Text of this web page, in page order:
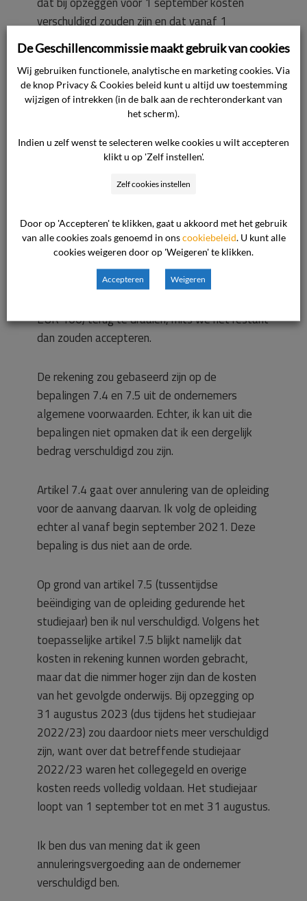
verschuldigd zouden zijn en dat vanaf 1
september dezelfde kosten verschuldigd zijn.
Op 1 september heb ik mijn opzegging
schriftelijk (per email) bevestigd. Vervolgens
stuurde de ondernemer mij op 7 september een
20% van het collegegeld 2023/24 (20% van
kosten van gevolgd onderwijs inclusief de
van geleverde (digitale) leermiddelen en kosten
van het verschaffen van toegang tot de
tweede instantie heeft de ondernemer
EUR 100) terug te draaien, mits we het restant
dan zouden accepteren.
De rekening zou gebaseerd zijn op de
bepalingen 7.4 en 7.5 uit de ondernemers
algemene voorwaarden. Echter, ik kan uit die
bepalingen niet opmaken dat ik een dergelijk
bedrag verschuldigd zou zijn.
Artikel 7.4 gaat over annulering van de opleiding
voor de aanvang daarvan. Ik volg de opleiding
echter al vanaf begin september 2021. Deze
bepaling is dus niet aan de orde.
Op grond van artikel 7.5 (tussentijdse
beëindiging van de opleiding gedurende het
studiejaar) ben ik nul verschuldigd. Volgens het
toepasselijke artikel 7.5 blijkt namelijk dat
kosten in rekening kunnen worden gebracht,
maar dat die nimmer hoger zijn dan de kosten
van het gevolgde onderwijs. Bij opzegging op
31 augustus 2023 (dus tijdens het studiejaar
2022/23) zou daardoor niets meer verschuldigd
zijn, want over dat betreffende studiejaar
2022/23 waren het collegegeld en overige
kosten reeds volledig voldaan. Het studiejaar
loopt van 1 september tot en met 31 augustus.
Ik ben dus van mening dat ik geen
annuleringsvergoeding aan de ondernemer
verschuldigd ben.
De Geschillencommissie maakt gebruik van cookies
Wij gebruiken functionele, analytische en marketing cookies. Via
de knop Privacy & Cookies beleid kunt u altijd uw toestemming
wijzigen of intrekken (in de balk aan de rechteronderkant van
het scherm).
Indien u zelf wenst te selecteren welke cookies u wilt accepteren
klikt u op 'Zelf instellen'.
Zelf cookies instellen
Door op 'Accepteren' te klikken, gaat u akkoord met het gebruik
van alle cookies zoals genoemd in onscookiebeleid . U kunt alle
cookies weigeren door op 'Weigeren' te klikken.
Accepteren Weigeren